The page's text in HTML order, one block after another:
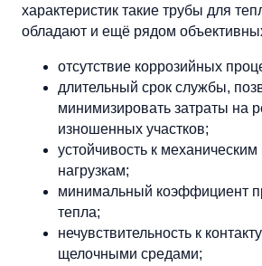
характеристик такие трубы для
обладают и ещё рядом
отсутствие коррозийных
длительный срок службы,
минимизировать затраты на
изношенных участков;
устойчивость к
нагрузкам;
минимальный коэффициент
тепла;
нечувствительность к
щелочными средами;